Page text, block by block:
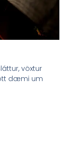
vöxtur
dæmi um